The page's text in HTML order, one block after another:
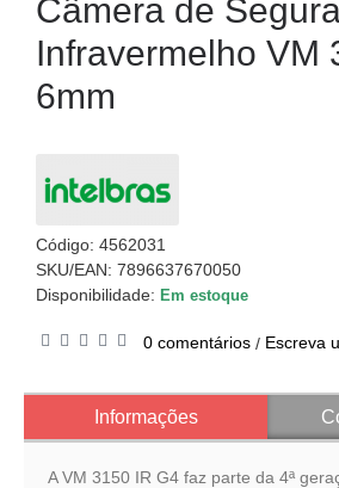
Câmera de
Infravermelho VM
6mm
Código: 4562031
SKU/EAN: 7896637670050
Disponibilidade: Em estoque
0 comentários / Escreva
Informações
A VM 3150 IR G4 faz parte da 4ª